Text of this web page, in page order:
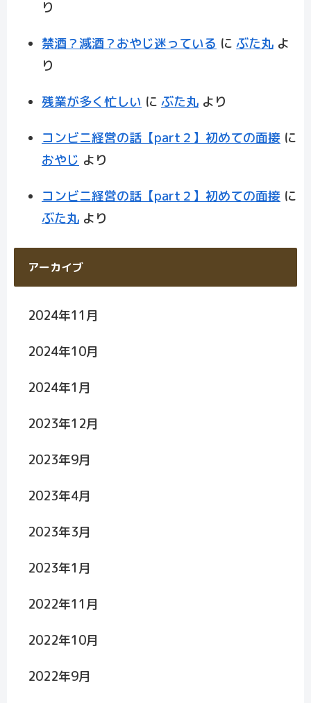
り
禁酒？減酒？おやじ迷っている に ぶた丸 よ
り
残業が多く忙しい に ぶた丸 より
コンビニ経営の話【part２】初めての面接 に
おやじ より
コンビニ経営の話【part２】初めての面接 に
ぶた丸 より
アーカイブ
2024年11月
2024年10月
2024年1月
2023年12月
2023年9月
2023年4月
2023年3月
2023年1月
2022年11月
2022年10月
2022年9月